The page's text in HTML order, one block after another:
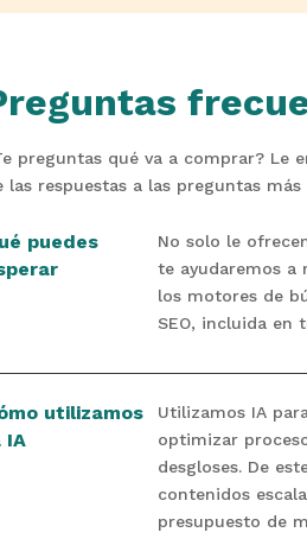
preguntas qué va a comprar? Le
las respuestas a las preguntas
puedes
No solo le
te ayudaremos a
los motores de
SEO, incluida en
utilizamos
IA
Utilizamos IA
optimizar
desgloses. De
contenidos
presupuesto de